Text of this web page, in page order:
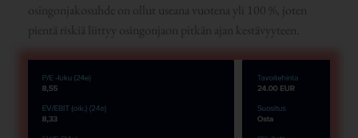
osingonjakosuhde on ollut useana vuotena yli 100 %, joten
pientä riskiä liittyy osingonjaon pitkän ajan kestävyyteen.